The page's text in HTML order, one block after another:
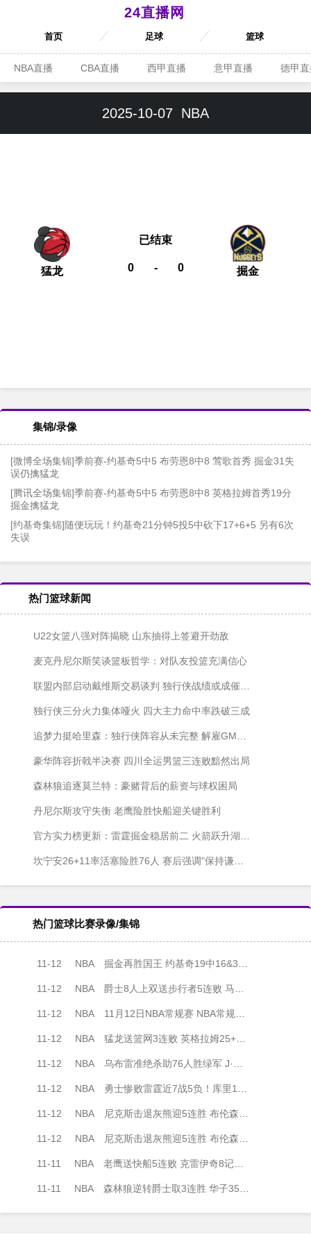
24直播网
首页 足球 篮球
NBA直播 CBA直播 西甲直播 意甲直播 德甲
2025-10-07 NBA
猛龙 0 - 0
已结束
掘金
集锦/录像
[微博全场集锦]季前赛-约基奇5中5 布劳恩8中8 莺歌首秀 掘金31失
误仍擒猛龙
[腾讯全场集锦]季前赛-约基奇5中5 布劳恩8中8 英格拉姆首秀19分
掘金擒猛龙
[约基奇集锦]随便玩玩！约基奇21分钟5投5中砍下17+6+5 另有6次
失误
热门篮球新闻
U22女篮八强对阵揭晓 山东抽得上签避开劲敌
麦克丹尼尔斯笑谈篮板哲学：对队友投篮充满信心
联盟内部启动戴维斯交易谈判 独行侠战绩或成催化剂
独行侠三分火力集体哑火 四大主力命中率跌破三成
追梦力挺哈里森：独行侠阵容从未完整 解雇GM纯属找替罪羊
豪华阵容折戟半决赛 四川全运男篮三连败黯然出局
森林狼追逐莫兰特：豪赌背后的薪资与球权困局
丹尼尔斯攻守失衡 老鹰险胜快船迎关键胜利
官方实力榜更新：雷霆掘金稳居前二 火箭跃升湖人下滑
坎宁安26+11率活塞险胜76人 赛后强调"保持谦逊脚踏实地"
热门篮球比赛录像/集锦
11-12 NBA 掘金再胜国王 约基奇19中16&35+15+7 小萨6犯 威少14+8+11
11-12 NBA 爵士8人上双送步行者5连败 马卡35分 5号秀贝利20分 西卡27分
11-12 NBA 11月12日NBA常规赛 NBA常规赛 步行者 - 爵士 全场录像
11-12 NBA 猛龙送篮网3连败 英格拉姆25+5 巴雷特21中6 克拉克斯顿21+8
11-12 NBA 乌布雷准绝杀助76人胜绿军 J·华子22分 马克西21+9 杰伦24+6
11-12 NBA 勇士惨败雷霆近7战5负！库里11分5犯&生涯首次恶犯 SGA28+11
11-12 NBA 尼克斯击退灰熊迎5连胜 布伦森32+5+10 莫兰特16分8失误
11-12 NBA 尼克斯击退灰熊迎5连胜 布伦森32+5+10 莫兰特16分8失误
11-11 NBA 老鹰送快船5连败 克雷伊奇8记三分轰28分 哈登35+10+11
11-11 NBA 森林狼逆转爵士取3连胜 华子35分 兰德尔27+8+7 马尔卡宁21+8